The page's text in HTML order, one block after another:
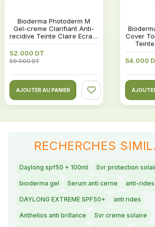
Bioderma Photoderm M
Gel-creme Clarifiant Anti-
recidive Teinte Claire Ecran
Spf50+ - 40ml
52.000 DT
59.000 DT
AJOUTER AU PANIER
Cover
Sebium
54.000
RECHERCHES
Daylong spf50 + 100ml Svr protection
bioderma gel Serum anti cerne anti-rides
DAYLONG EXTREME SPF50+ anti rides
Anthelios anti brillance Svr creme solaire